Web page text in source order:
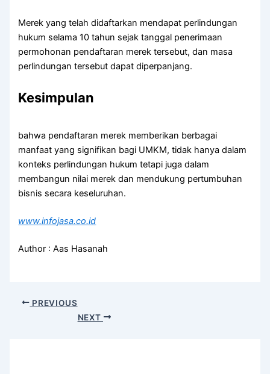
Merek yang telah didaftarkan mendapat perlindungan
hukum selama 10 tahun sejak tanggal penerimaan
permohonan pendaftaran merek tersebut, dan masa
perlindungan tersebut dapat diperpanjang.
Kesimpulan
bahwa pendaftaran merek memberikan berbagai
manfaat yang signifikan bagi UMKM, tidak hanya dalam
konteks perlindungan hukum tetapi juga dalam
membangun nilai merek dan mendukung pertumbuhan
bisnis secara keseluruhan.
www.infojasa.co.id
Author : Aas Hasanah
PREVIOUS
NEXT